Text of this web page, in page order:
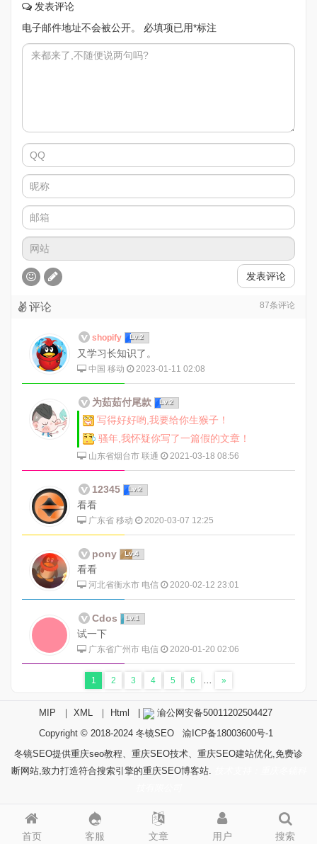
发表评论
电子邮件地址不会被公开。
必填项已用*标注
发表评论
评论 87条评论
shopify Lv.2
又学习长知识了。
中国 移动 2023-01-11 02:08
为茹茹付尾款 Lv.2
写得好好哟,我要给你生猴子！
骚年,我怀疑你写了一篇假的文章！
山东省烟台市 联通 2021-03-18 08:56
12345 Lv.2
看看
广东省 移动 2020-03-07 12:25
pony Lv.4
看看
河北省衡水市 电信 2020-02-12 23:01
Cdos Lv.1
试一下
广东省广州市 电信 2020-01-20 02:06
1 2 3 4 5 6 »
首页 客服 文章 用户 搜索
MIP ｜ XML ｜ Html
渝公网安备50011202504427
Copyright © 2018-2024 冬镜SEO
渝ICP备18003600号-1
冬镜SEO提供重庆seo教程、重庆SEO技术、重庆SEO建站优化,免费诊
断网站,致力打造符合搜索引擎的重庆SEO博客站.